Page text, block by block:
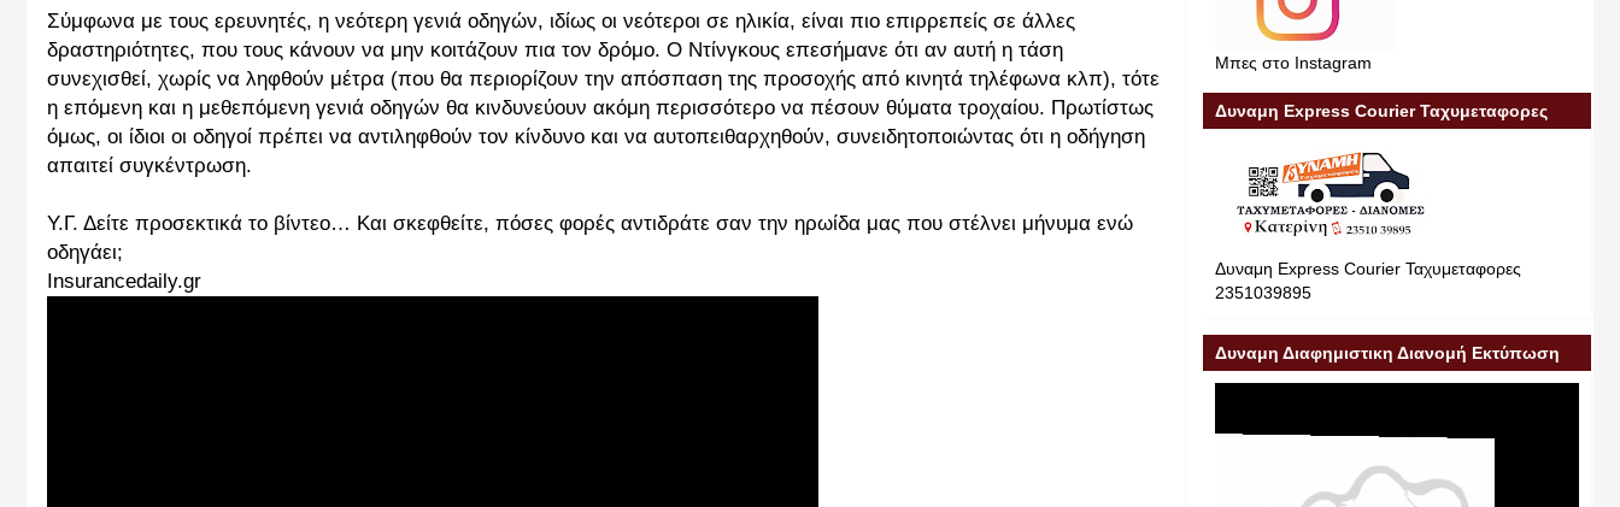
Σύμφωνα με τους ερευνητές, η νεότερη γενιά οδηγών, ιδίως οι νεότεροι σε ηλικία, είναι πιο επιρρεπείς σε άλλες
δραστηριότητες, που τους κάνουν να μην κοιτάζουν πια τον δρόμο. Ο Ντίνγκους επεσήμανε ότι αν αυτή η τάση
συνεχισθεί, χωρίς να ληφθούν μέτρα (που θα περιορίζουν την απόσπαση της προσοχής από κινητά τηλέφωνα κλπ), τότε
η επόμενη και η μεθεπόμενη γενιά οδηγών θα κινδυνεύουν ακόμη περισσότερο να πέσουν θύματα τροχαίου. Πρωτίστως
όμως, οι ίδιοι οι οδηγοί πρέπει να αντιληφθούν τον κίνδυνο και να αυτοπειθαρχηθούν, συνειδητοποιώντας ότι η οδήγηση
απαιτεί συγκέντρωση.
Y.Γ. Δείτε προσεκτικά το βίντεο… Και σκεφθείτε, πόσες φορές αντιδράτε σαν την ηρωίδα μας που στέλνει μήνυμα ενώ
οδηγάει;
Insurancedaily.gr
Μπες στο Instagram
Δυναμη Express Courier Ταχυμεταφορες
Δυναμη Express Courier Ταχυμεταφορες
2351039895
Δυναμη Διαφημιστικη Διανομή Εκτύπωση
Διαφήμιση 23510 39895